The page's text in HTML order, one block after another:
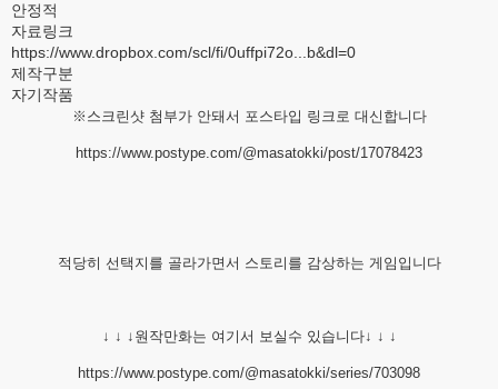
안정적
자료링크
https://www.dropbox.com/scl/fi/0uffpi72o...b&dl=0
제작구분
자기작품
※스크린샷 첨부가 안돼서 포스타입 링크로 대신합니다
https://www.postype.com/@masatokki/post/17078423
적당히 선택지를 골라가면서 스토리를 감상하는 게임입니다
↓ ↓ ↓원작만화는 여기서 보실수 있습니다↓ ↓ ↓
https://www.postype.com/@masatokki/series/703098